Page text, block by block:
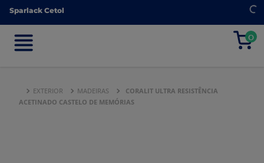
Sparlack Cetol
0
Sparlack Cetol
0
EXTERIOR MADEIRAS
CORALIT ULTRA RESISTÊNCIA
ACETINADO CASTELO DE MEMÓRIAS